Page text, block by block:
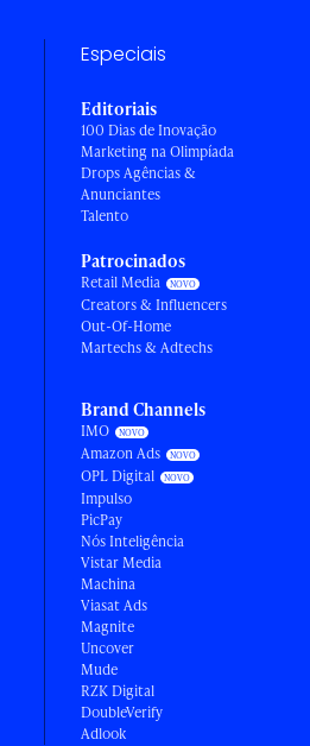
Especiais
Editoriais
100 Dias de Inovação
Marketing na Olimpíada
Drops Agências &
Anunciantes
Talento
Patrocinados
Retail Media
Creators & Influencers
Out-Of-Home
Martechs & Adtechs
Brand Channels
IMO
Amazon Ads
OPL Digital
Impulso
PicPay
Nós Inteligência
Vistar Media
Machina
Viasat Ads
Magnite
Uncover
Mude
RZK Digital
DoubleVerify
Adlook